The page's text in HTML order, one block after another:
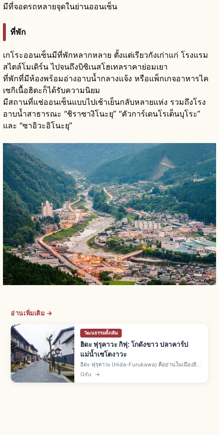
มีที่จอดรถหลายจุดในย่านออนเซ็น
ที่พัก
เกโระออนเซ็นมีที่พักหลากหลาย ตั้งแต่เรียวกังเก่าแก่ โรงแรม
สไตล์โมเดิร์น ไปจนถึงบิซิเนสโฮเทลราคาย่อมเยา
ที่พักที่มีห้องพร้อมอ่างอาบน้ำกลางแจ้ง หรือแพ็กเกจอาหารไค
เซกิเนื้อฮิดะก็ได้รับความนิยม
มีสถานที่แช่ออนเซ็นแบบไปเช้าเย็นกลับหลายแห่ง รวมถึงโรง
อาบน้ำสาธารณะ “ชิราซางิโนะยุ” “คัวการ์เดนโรเต็นบุโระ”
และ “ซาอิวะอิโนะยุ”
อ่านเพิ่มเติม →
วัฒนธรรมดั้งเดิม
ฮิดะ ฟุรุคาวะ กิฟุ: โกดังขาว ปลาคาร์ป
แม่น้ำเซโตงาวะ
ฮิดะ ฟุรุคาวะ (Hida-Furukawa) คือย่านในเมืองฮิ
ดะ จ.กิฟุ จากสถานี JR ทาคายามะ 15 นาที โกดังดิน
Gifu →